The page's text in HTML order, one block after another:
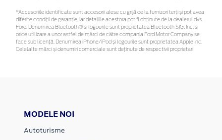
*Accesoriile identificate sunt accesorii alese cu grijă de la furnizori terți și pot avea
diferite condiții de garanție, iar detaliile acestora pot fi obținute de la dealerul dvs.
Ford. Denumirea Bluetooth® și logourile sunt proprietatea Bluetooth SIG, Inc. și
orice utilizare a unor astfel de mărci de către compania Ford Motor Company se
face sub licență. Denumirea iPhone/iPod și logourile sunt proprietatea Apple Inc.
Celelalte mărci și denumiri comerciale sunt deținute de respectivii proprietari
MODELE NOI
Autoturisme